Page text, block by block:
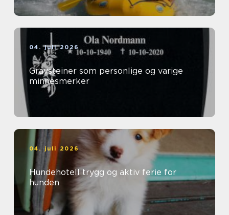
04. juli 2026
Gravsteiner som personlige og varige
minnesmerker
04. juli 2026
Hundehotell trygg og aktiv ferie for
hunden